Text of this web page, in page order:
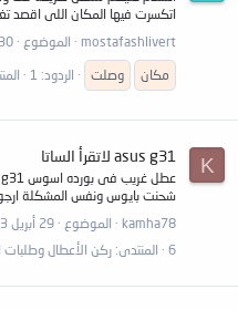
اتكسرت فيها المكان اللى اقصد
mostafashlivert
الموضوع 30 أغسطس 2014
مكان
وصلت الردود: 1
K asus g31 لاتقرأ الساتا
شحنت بايوس ونفس المشكلة
kamha78
الموضوع 29 أبريل 2013
6
المنتدى: ركن الأعطال وطلبات